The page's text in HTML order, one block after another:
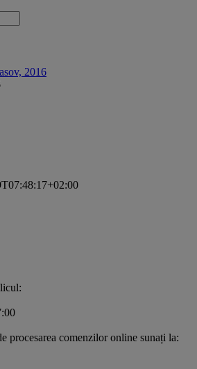
2016
procesarea comenzilor online sunați la: